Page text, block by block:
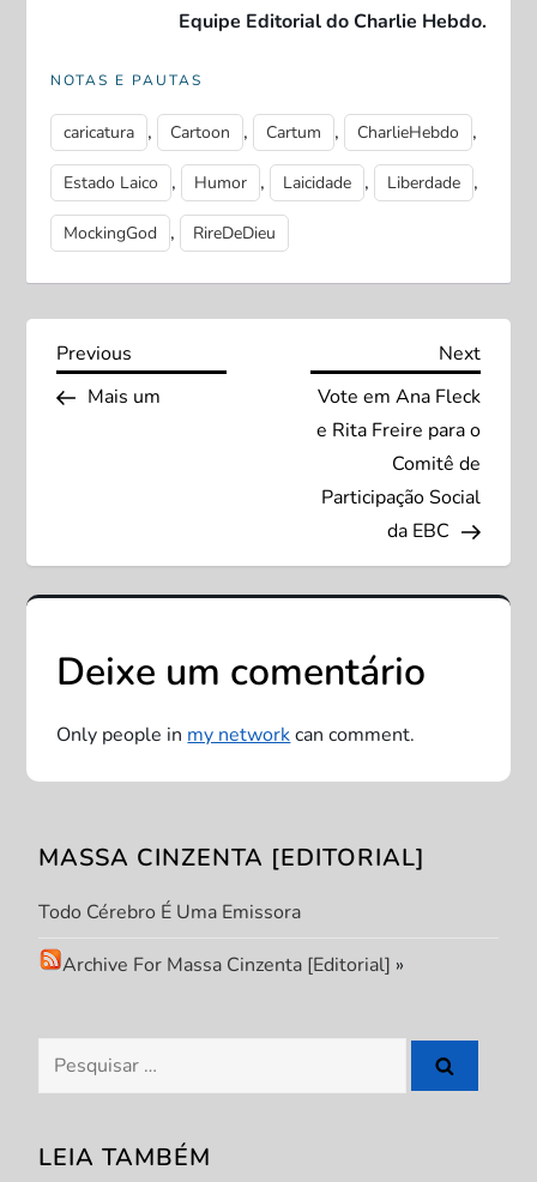
Equipe Editorial do Charlie Hebdo.
NOTAS E PAUTAS
caricatura , Cartoon , Cartum , CharlieHebdo ,
Estado Laico , Humor , Laicidade , Liberdade ,
MockingGod , RireDeDieu
N
a
g
a
ç
ã
d
e
P
o
s
t
Previous
Post
Previous
Mais um
Next
Next
Vote em Ana Fleck
e Rita Freire para o
Comitê de
Participação Social
da EBC
Deixe um comentário
Only people in my networkcan comment.
MASSA CINZENTA [EDITORIAL]
Todo Cérebro É Uma Emissora
Archive For Massa Cinzenta [Editorial] »
Pesquisar
por:
LEIA TAMBÉM